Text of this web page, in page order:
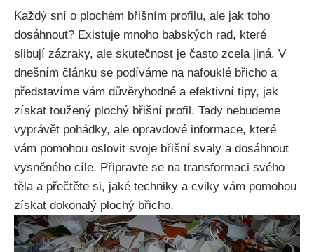
Každý sní ‍o⁤ plochém ‍břišním profilu, ale jak ‍toho
‍dosáhnout?‍ Existuje mnoho⁤ babských rad, které
slibují zázraky, ⁤ale skutečnost je často zcela jiná.⁢ V
dnešním článku se podíváme‍ na nafouklé břicho a
⁢představíme vám důvěryhodné⁢ a efektivní tipy, jak
získat toužený plochý břišní profil. Tady nebudeme
vyprávět​ pohádky, ale opravdové ⁢informace, které
vám pomohou ⁤oslovit ⁣svoje břišní ​svaly a dosáhnout
vysněného cíle. Připravte se⁢ na transformaci svého
těla a přečtěte si, jaké techniky ‍a cviky vám ⁣pomohou
získat dokonalý plochý břicho.